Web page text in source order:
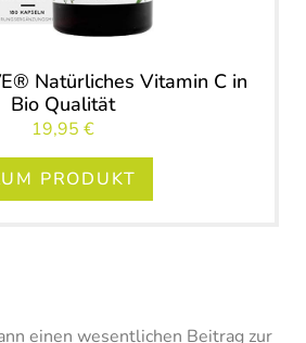
Natürliches Vitamin C in
Bio Qualität
19,95 €
PRODUKT
einen wesentlichen Beitrag zur